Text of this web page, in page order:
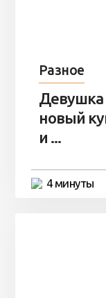
Разное
Девушка
новый
и ...
4 минуты